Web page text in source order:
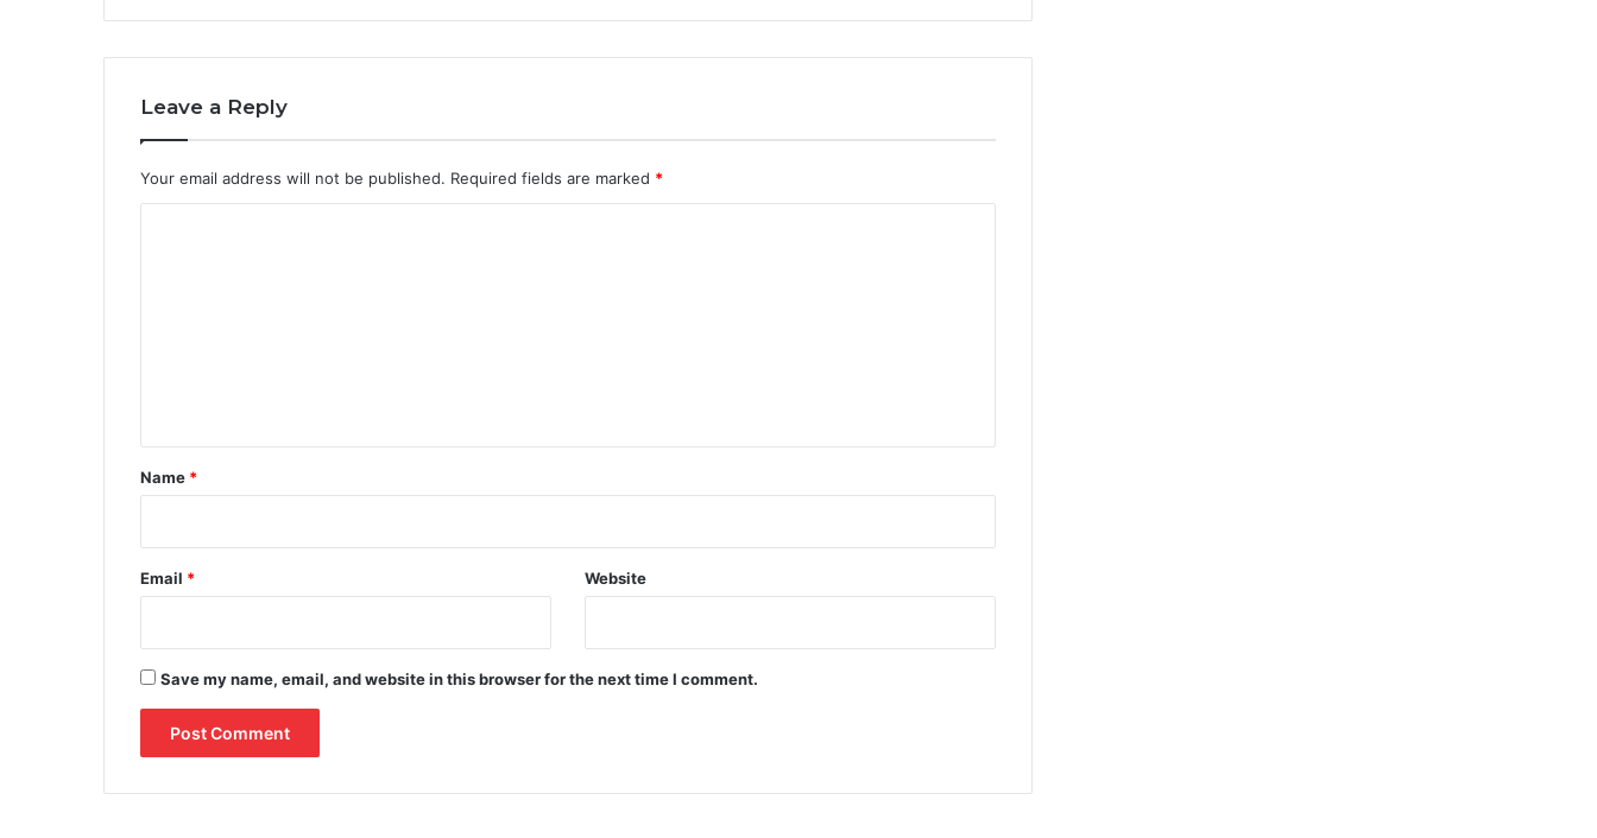
Leave a Reply
Your email address will not be published. Required fields are marked *
*
Name *
Email * Website
Save my name, email, and website in this browser for the next time I comment.